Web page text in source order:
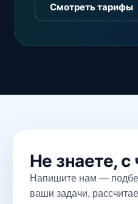
Смотреть тарифы
Не знаете, с
Напишите нам —
ваши задачи,